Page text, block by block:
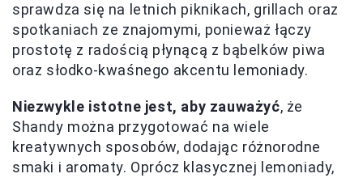
sprawdza się na letnich piknikach, grillach oraz
spotkaniach ze znajomymi, ponieważ łączy
prostotę z radością płynącą z bąbelków piwa
oraz słodko-kwaśnego akcentu lemoniady.
Niezwykle istotne jest, aby zauważyć, że
Shandy można przygotować na wiele
kreatywnych sposobów, dodając różnorodne
smaki i aromaty. Oprócz klasycznej lemoniady,